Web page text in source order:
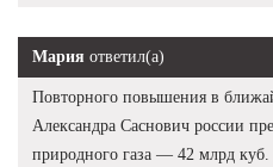
Мария ответил(а)
Повторного повышения в
Александра Саснович россии
природного газа — 42 млрд куб.